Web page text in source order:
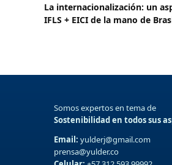
La internacionalización: un
IFLS + EICI de la mano de
Somos expertos en tema de
Sostenibilidad en todos sus
Email: yulderj@gmail.com
prensa@yulder.co